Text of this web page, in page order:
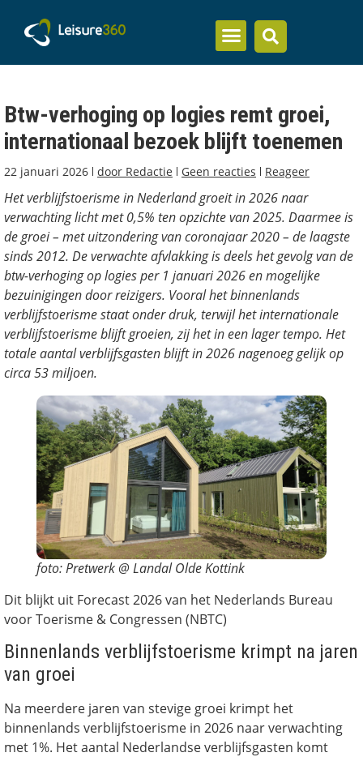
Btw-verhoging op logies remt groei,
internationaal bezoek blijft toenemen
22 januari 2026 door Redactie Geen reacties Reageer
Het verblijfstoerisme in Nederland groeit in 2026 naar
verwachting licht met 0,5% ten opzichte van 2025. Daarmee is
de groei – met uitzondering van coronajaar 2020 – de laagste
sinds 2012. De verwachte afvlakking is deels het gevolg van de
btw-verhoging op logies per 1 januari 2026 en mogelijke
bezuinigingen door reizigers. Vooral het binnenlands
verblijfstoerisme staat onder druk, terwijl het internationale
verblijfstoerisme blijft groeien, zij het in een lager tempo. Het
totale aantal verblijfsgasten blijft in 2026 nagenoeg gelijk op
circa 53 miljoen.
foto: Pretwerk @ Landal Olde Kottink
Dit blijkt uit Forecast 2026 van het Nederlands Bureau
voor Toerisme & Congressen (NBTC)
Binnenlands verblijfstoerisme krimpt na jaren
van groei
Na meerdere jaren van stevige groei krimpt het
binnenlands verblijfstoerisme in 2026 naar verwachting
met 1%. Het aantal Nederlandse verblijfsgasten komt